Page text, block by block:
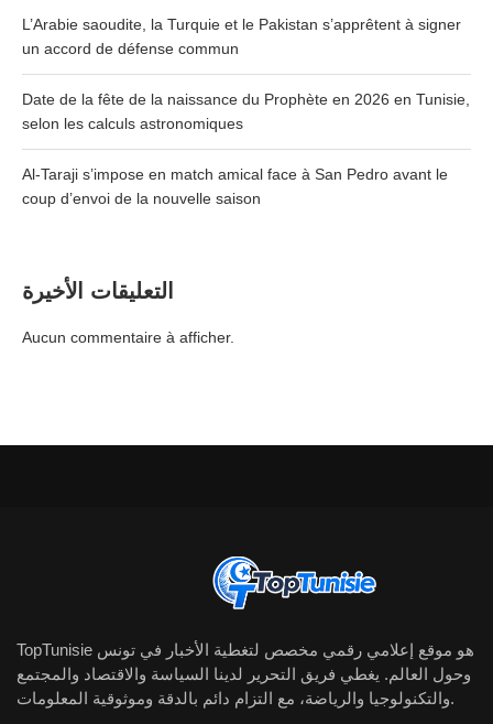
L’Arabie saoudite, la Turquie et le Pakistan s’apprêtent à signer
un accord de défense commun
Date de la fête de la naissance du Prophète en 2026 en Tunisie,
selon les calculs astronomiques
Al-Taraji s’impose en match amical face à San Pedro avant le
coup d’envoi de la nouvelle saison
التعليقات الأخيرة
Aucun commentaire à afficher.
TopTunisie هو موقع إعلامي رقمي مخصص لتغطية الأخبار في تونس
وحول العالم. يغطي فريق التحرير لدينا السياسة والاقتصاد والمجتمع
والتكنولوجيا والرياضة، مع التزام دائم بالدقة وموثوقية المعلومات.